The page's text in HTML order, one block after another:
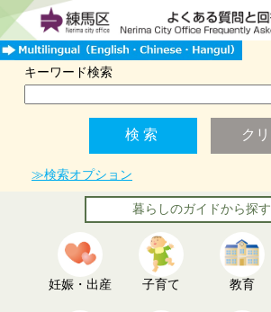
キーワード検索
≫検索オプション
暮らしのガイドから探す
妊娠・出産 子育て 教育